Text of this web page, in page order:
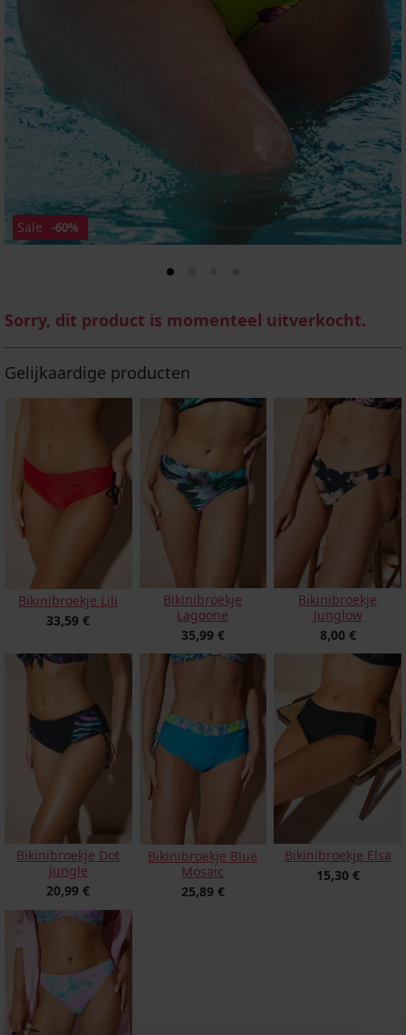
Sale -60%
Sorry, dit product is momenteel uitverkocht.
Gelijkaardige producten
Bikinibroekje Lili
33,59 €
Bikinibroekje
Lagoone
35,99 €
Bikinibroekje
Junglow
8,00 €
Bikinibroekje Dot
Jungle
20,99 €
Bikinibroekje Blue
Mosaic
25,89 €
Bikinibroekje Elsa
15,30 €